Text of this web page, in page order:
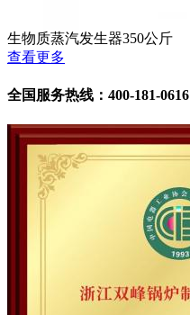
生物质蒸汽发生器350公斤
查看更多
全国服务热线：400-181-0616